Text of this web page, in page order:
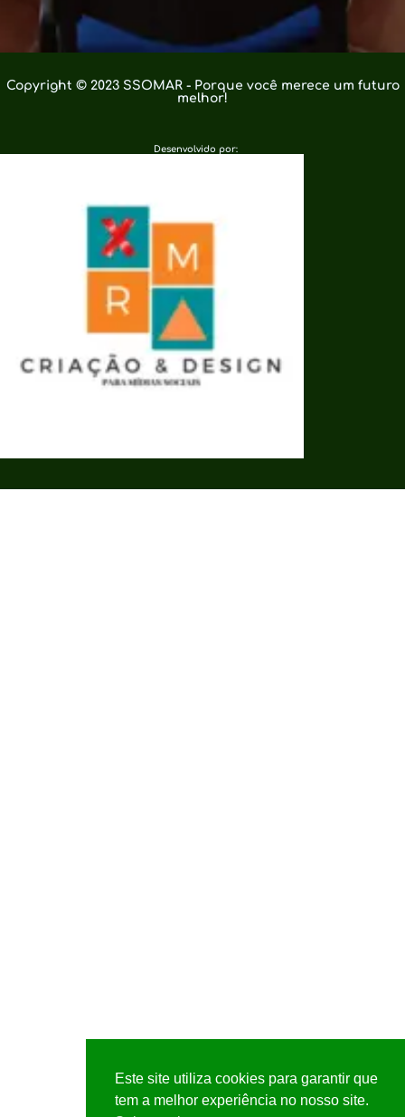
Copyright © 2023 SSOMAR - Porque você merece um futuro
melhor!
Desenvolvido por:
Este site utiliza cookies para garantir que
tem a melhor experiência no nosso site.